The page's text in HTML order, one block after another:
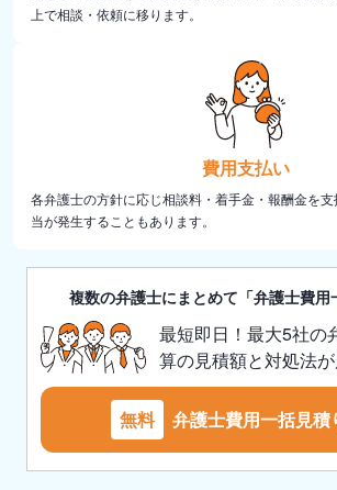
上で相談・依頼に移ります。
費用支払い
各弁護士の方針に応じ相談料・着手金・報酬金を
当が発生することもあります。
複数の弁護士にまとめて「弁護士費用
最短即日！最大5社の
算の見積額と対処法が
無料 弁護士費用一括見積